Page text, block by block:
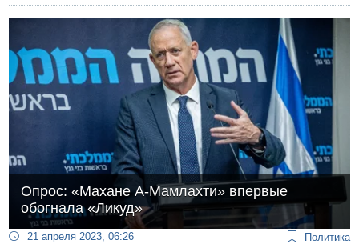
Опрос: «Махане А-Мамлахти» впервые
обогнала «Ликуд»
21 апреля 2023, 06:26 Политика